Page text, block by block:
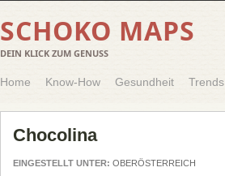
SCHOKO MAPS
DEIN KLICK ZUM GENUSS
Home Know-How Gesundheit Trends
Chocolina
EINGESTELLT UNTER: OBERÖSTERREICH